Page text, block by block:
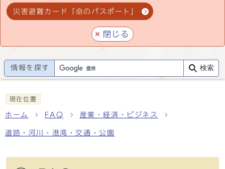
災害避難カード「命のパスポート」
閉じる
情報を探す 検索
現在位置
ホーム FAQ 産業・経済・ビジネス
道路・河川・港湾・交通・公園